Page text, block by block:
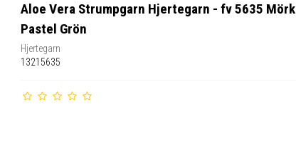
Aloe Vera Strumpgarn Hjertegarn - fv 5635 Mörk
Pastel Grön
Hjertegarn
13215635